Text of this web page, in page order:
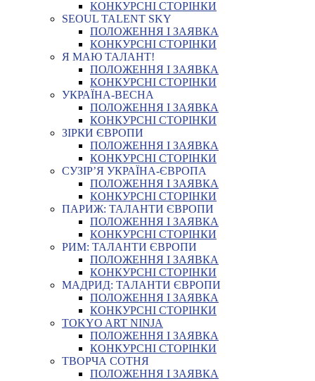
КОНКУРСНІ СТОРІНКИ
SEOUL TALENT SKY
ПОЛОЖЕННЯ І ЗАЯВКА
КОНКУРСНІ СТОРІНКИ
Я МАЮ ТАЛАНТ!
ПОЛОЖЕННЯ І ЗАЯВКА
КОНКУРСНІ СТОРІНКИ
УКРАЇНА-ВЕСНА
ПОЛОЖЕННЯ І ЗАЯВКА
КОНКУРСНІ СТОРІНКИ
ЗІРКИ ЄВРОПИ
ПОЛОЖЕННЯ І ЗАЯВКА
КОНКУРСНІ СТОРІНКИ
СУЗІР’Я УКРАЇНА-ЄВРОПА
ПОЛОЖЕННЯ І ЗАЯВКА
КОНКУРСНІ СТОРІНКИ
ПАРИЖ: ТАЛАНТИ ЄВРОПИ
ПОЛОЖЕННЯ І ЗАЯВКА
КОНКУРСНІ СТОРІНКИ
РИМ: ТАЛАНТИ ЄВРОПИ
ПОЛОЖЕННЯ І ЗАЯВКА
КОНКУРСНІ СТОРІНКИ
МАДРИД: ТАЛАНТИ ЄВРОПИ
ПОЛОЖЕННЯ І ЗАЯВКА
КОНКУРСНІ СТОРІНКИ
TOKYO ART NINJA
ПОЛОЖЕННЯ І ЗАЯВКА
КОНКУРСНІ СТОРІНКИ
ТВОРЧА СОТНЯ
ПОЛОЖЕННЯ І ЗАЯВКА